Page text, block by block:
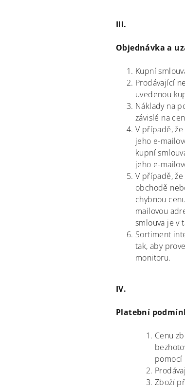
III.
Objednávka a
Kupní
Prodávající
uvedenou
Náklady na
závislé na
V případě,
jeho e-
kupní
jeho e-
V případě,
obchodě
chybnou
mailovou
smlouva je v
Sortiment
tak, aby
monitoru.
IV.
Platební
Cenu
pomocí
Zboží